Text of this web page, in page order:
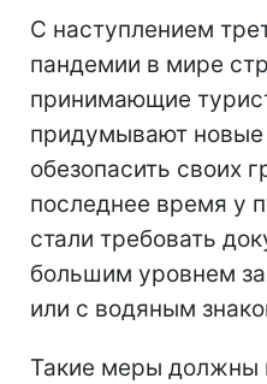
С наступлением
пандемии в мире
принимающие
придумывают
обезопасить своих
последнее время у
стали требовать
большим уровнем
или с водяным
Такие меры должны